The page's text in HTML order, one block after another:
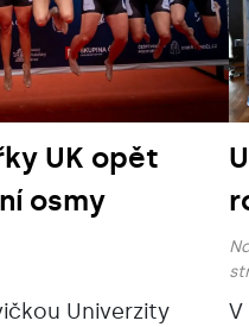
UK opět
osmy
Univerzity